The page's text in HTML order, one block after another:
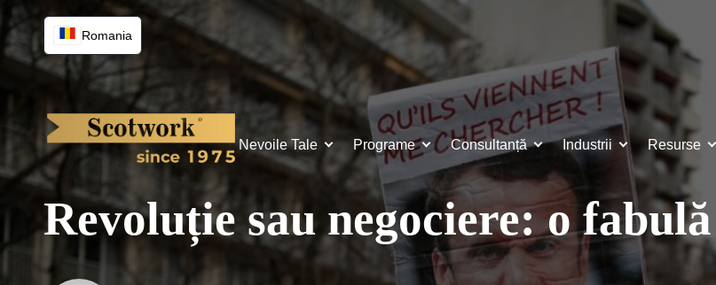
Romania
Nevoile Tale Programe Consultanță Industrii Resurse
Revoluție sau negociere: o